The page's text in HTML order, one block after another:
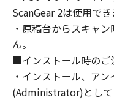
５．輸出
より必要な許可等
トウェア」の全
接に輸出してはな
ScanGear 2は使用でき
・原稿台からスキャ
ん。
■インストール時のご
・インストール、ア
(Administrator)として